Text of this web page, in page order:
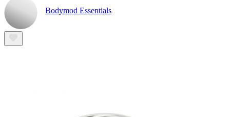
Bodymod Essentials